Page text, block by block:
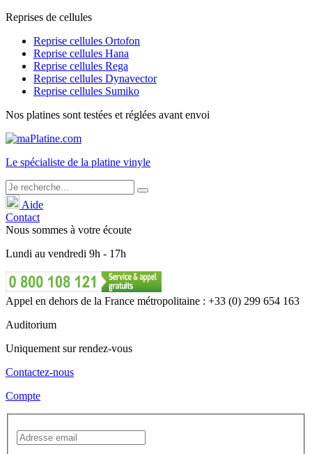
Reprises de cellules
Reprise cellules Ortofon
Reprise cellules Hana
Reprise cellules Rega
Reprise cellules Dynavector
Reprise cellules Sumiko
Nos platines sont testées et réglées avant envoi
Le spécialiste de la platine vinyle
Aide
Contact
Nous sommes à votre écoute
Lundi au vendredi 9h - 17h
Appel en dehors de la France métropolitaine : +33 (0) 299 654 163
Auditorium
Uniquement sur rendez-vous
Contactez-nous
Compte